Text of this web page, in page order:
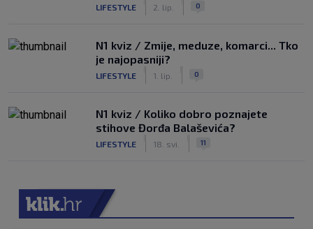
LIFESTYLE 2. lip. 0
N1 kviz / Zmije, meduze, komarci... Tko
je najopasniji?
LIFESTYLE 1. lip. 0
N1 kviz / Koliko dobro poznajete
stihove Đorđa Balaševića?
LIFESTYLE 18. svi. 11